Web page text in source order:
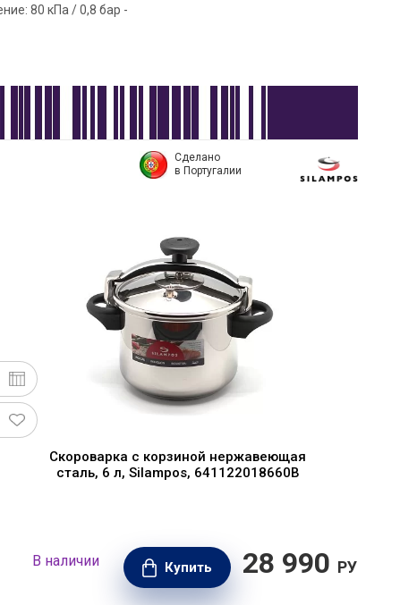
80 кПа / 0,8 бар -
Сделано
в Португалии
Скороварка с корзиной нержавеющая
сталь, 6 л, Silampos, 641122018660B
В наличии Купить 28 990 РУБ.